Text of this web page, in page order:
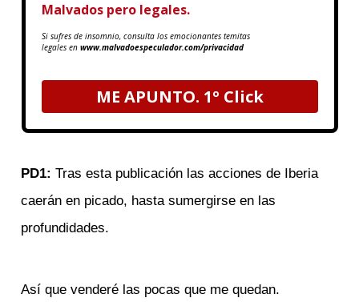
Malvados pero legales.
Si sufres de insomnio, consulta los emocionantes temitas
legales en www.malvadoespeculador.com/privacidad
ME APUNTO. 1º Click
PD1: Tras esta publicación las acciones de Iberia
caerán en picado, hasta sumergirse en las
profundidades.
Así que venderé las pocas que me quedan.